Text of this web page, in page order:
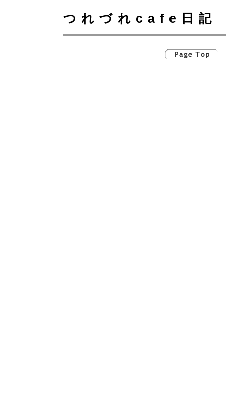
つれづれcafe日記